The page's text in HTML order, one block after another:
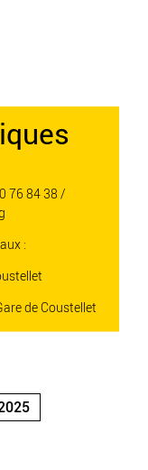
76 84 38 /
:
de Coustellet